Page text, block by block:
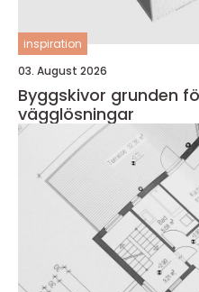
inspiration
03. August 2026
Byggskivor grunden för hållbara och smarta
vägglösningar